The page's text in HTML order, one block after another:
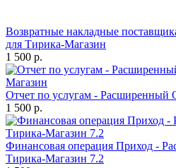
Возвратные накладные
для Тирика-Магазин
1 500 р.
Отчет по услугам - Расширенный
1 500 р.
Финансовая операция Приход -
Тирика-Магазин 7.2